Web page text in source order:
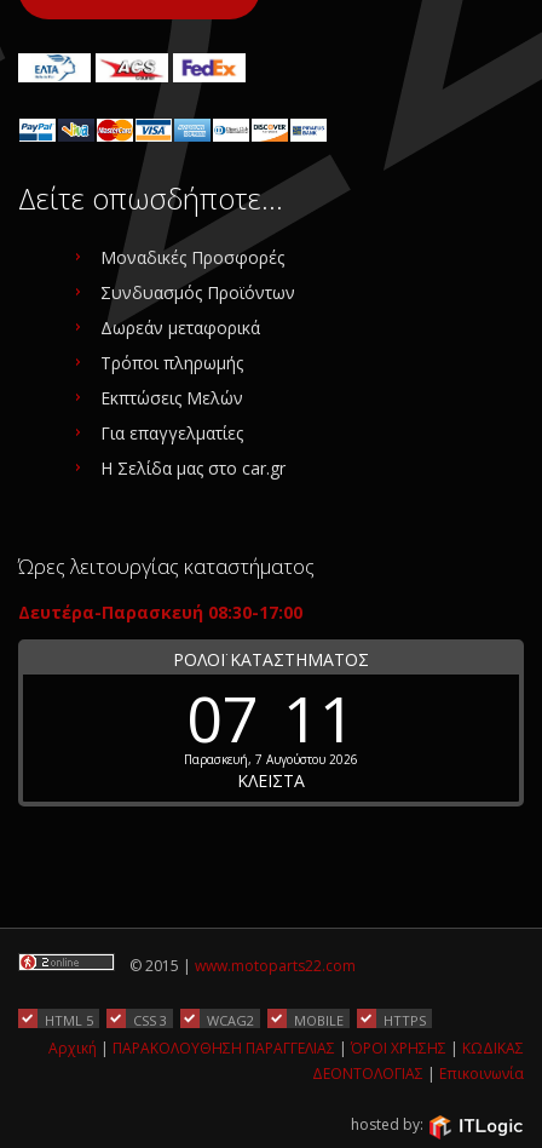
Δείτε οπωσδήποτε…
Μοναδικές Προσφορές
Συνδυασμός Προϊόντων
Δωρεάν μεταφορικά
Τρόποι πληρωμής
Εκπτώσεις Μελών
Για επαγγελματίες
Η Σελίδα μας στο car.gr
Ώρες λειτουργίας καταστήματος
Δευτέρα-Παρασκευή 08:30-17:00
ΡΟΛΟΪ ΚΑΤΑΣΤΗΜΑΤΟΣ
07 11
Παρασκευή, 7 Αυγούστου 2026
ΚΛΕΙΣΤΑ
© 2015 | www.motoparts22.com
HTML 5 CSS 3 WCAG2 MOBILE HTTPS
Αρχική | ΠΑΡΑΚΟΛΟΥΘΗΣΗ ΠΑΡΑΓΓΕΛΙΑΣ |ΌΡΟΙ ΧΡΗΣΗΣ | ΚΩΔΙΚΑΣ
ΔΕΟΝΤΟΛΟΓΙΑΣ | Επικοινωνία
hosted by: